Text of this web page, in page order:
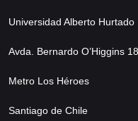
Universidad Alberto Hurtado
Avda. Bernardo O’Higgins
Metro Los Héroes
Santiago de Chile